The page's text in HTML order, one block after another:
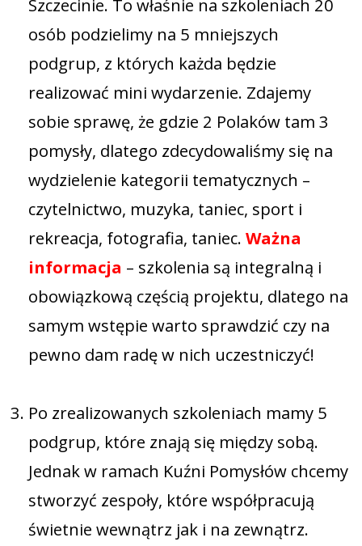
Szczecinie. To właśnie na szkoleniach 20
osób podzielimy na 5 mniejszych
podgrup, z których każda będzie
realizować mini wydarzenie. Zdajemy
sobie sprawę, że gdzie 2 Polaków tam 3
pomysły, dlatego zdecydowaliśmy się na
wydzielenie kategorii tematycznych –
czytelnictwo, muzyka, taniec, sport i
rekreacja, fotografia, taniec. Ważna
informacja – szkolenia są integralną i
obowiązkową częścią projektu, dlatego na
samym wstępie warto sprawdzić czy na
pewno dam radę w nich uczestniczyć!
Po zrealizowanych szkoleniach mamy 5
podgrup, które znają się między sobą.
Jednak w ramach Kuźni Pomysłów chcemy
stworzyć zespoły, które współpracują
świetnie wewnątrz jak i na zewnątrz.